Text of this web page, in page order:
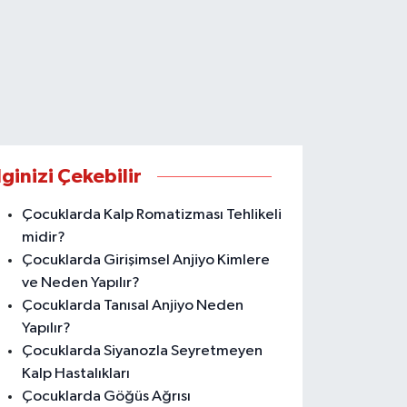
Çekebilir
Çocuklarda Kalp Romatizması Tehlikeli
midir?
Çocuklarda Girişimsel Anjiyo Kimlere
ve Neden Yapılır?
Çocuklarda Tanısal Anjiyo Neden
Yapılır?
Çocuklarda Siyanozla Seyretmeyen
Kalp Hastalıkları
Çocuklarda Göğüs Ağrısı